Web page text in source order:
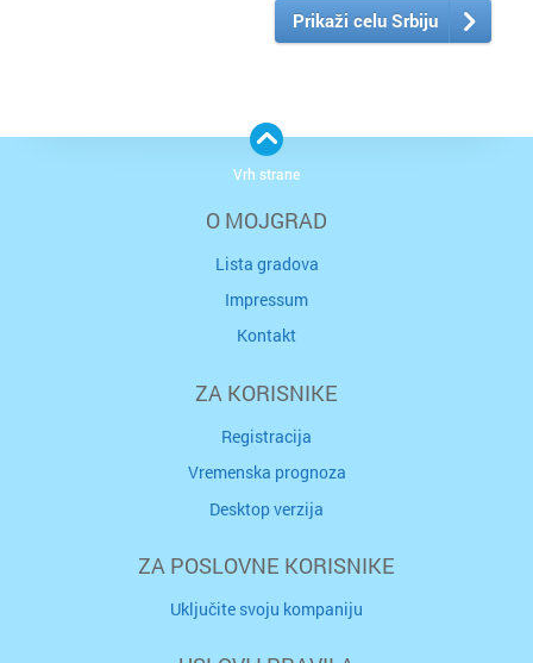
Prikaži celu Srbiju
O MOJGRAD
Lista gradova
Impressum
Kontakt
ZA KORISNIKE
Registracija
Vremenska prognoza
Desktop verzija
ZA POSLOVNE KORISNIKE
Uključite svoju kompaniju
Vrh strane